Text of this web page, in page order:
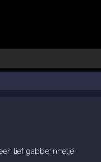
lief gabberinnetje